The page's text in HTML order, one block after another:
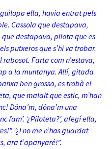
ella, havia entrat pels
Cassola que destapava,
destapava, pilota que es
putxeros que s’hi va trobar.
Farta com n’estava,
a la muntanya. Allí, gitada
ben grossa, es trobà el
que malalt que estic, m’han
Dóna’m, dóna’m una
fam’. ‘¿Piloteta?’, afegí ella,
‘¿I no me n’has guardat
ara t’apanyaré!”.